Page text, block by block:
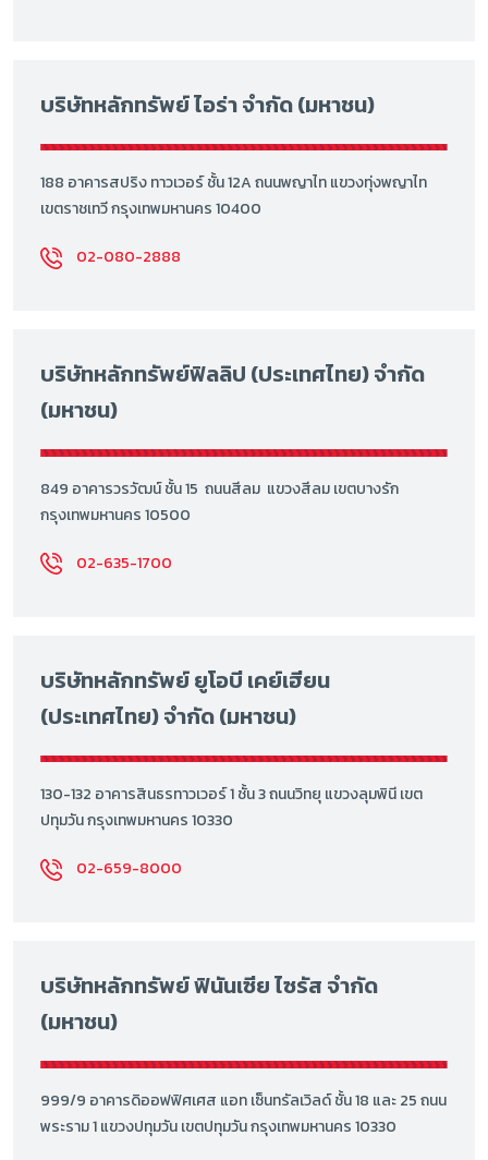
บริษัทหลักทรัพย์ ไอร่า จำกัด (มหาชน)
188 อาคารสปริง ทาวเวอร์ ชั้น 12A ถนนพญาไท แขวงทุ่งพญาไท
เขตราชเทวี กรุงเทพมหานคร 10400
02-080-2888
บริษัทหลักทรัพย์ฟิลลิป (ประเทศไทย) จำกัด
(มหาชน)
849 อาคารวรวัฒน์ ชั้น 15 ถนนสีลม แขวงสีลม เขตบางรัก
กรุงเทพมหานคร 10500
02-635-1700
บริษัทหลักทรัพย์ ยูโอบี เคย์เฮียน
(ประเทศไทย) จำกัด (มหาชน)
130-132 อาคารสินธรทาวเวอร์ 1 ชั้น 3 ถนนวิทยุ แขวงลุมพินี เขต
ปทุมวัน กรุงเทพมหานคร 10330
02-659-8000
บริษัทหลักทรัพย์ ฟินันเซีย ไซรัส จำกัด
(มหาชน)
999/9 อาคารดิออฟฟิศเศส แอท เซ็นทรัลเวิลด์ ชั้น 18 และ 25 ถนน
พระราม 1 แขวงปทุมวัน เขตปทุมวัน กรุงเทพมหานคร 10330